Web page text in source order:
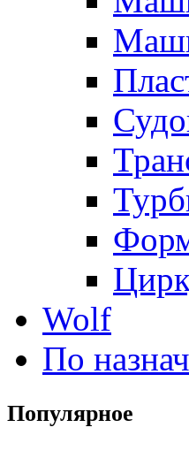
Wolf
По
Популярное